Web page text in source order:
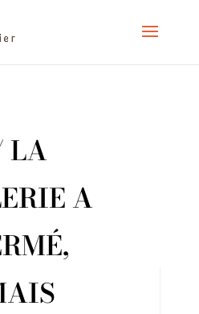
LA
A